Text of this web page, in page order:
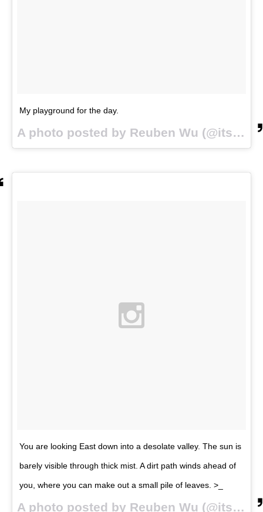
My playground for the day.
A photo posted by Reuben Wu (@itsreuben) on
You are looking East down into a desolate valley. The sun is
barely visible through thick mist. A dirt path winds ahead of
you, where you can make out a small pile of leaves. >_
A photo posted by Reuben Wu (@itsreuben) on